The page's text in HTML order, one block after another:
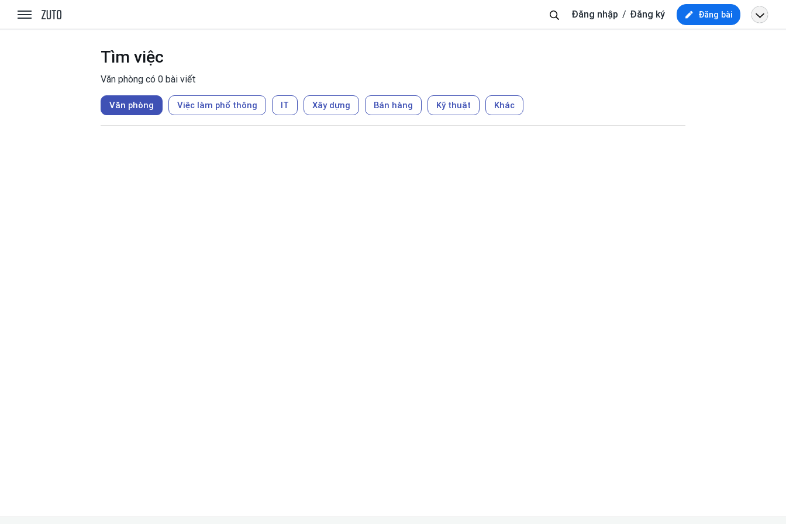
zuto.vn
kiếm
Đăng nhập Đăng ký Đăng bài
Tìm việc
Văn phòng có 0 bài viết
Văn phòng Việc làm phổ thông IT Xây dựng Bán hàng Kỹ thuật Khác